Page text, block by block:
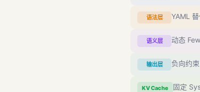
语法层 YAML
语义层 动态
输出层 负向约
KV Cache 固定